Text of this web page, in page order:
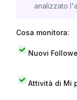
analizzato
Cosa monitora:
Nuovi
Attività di Mi